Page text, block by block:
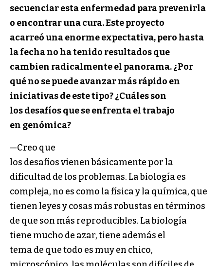
secuenciar esta enfermedad para prevenirla
o encontrar una cura. Este proyecto
acarreóuna enorme expectativa, pero hasta
la fecha no ha tenido resultados que
cambien radicalmente el panorama.¿Por
qué no se puede avanzar más rápido en
iniciativas de este tipo?¿Cuáles son
losdesafíosque seenfrentael trabajo
en genómica?
—Creo que
los desafíos vienen básicamente por la
dificultad de los problemas. La biología es
compleja, no es como la física y la química, que
tienen leyes y cosas más robustas en términos
de que son más reproducibles. La biología
tiene mucho de azar, tiene además el
tema de que todo es muy en chico,